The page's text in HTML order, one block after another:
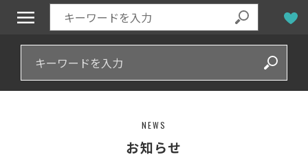
NEWS
お知らせ